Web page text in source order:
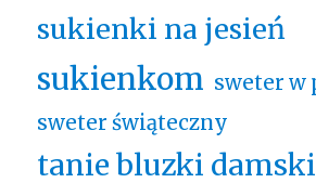
sukienki na jesień
sukienkom sweter w
sweter świąteczny
tanie bluzki